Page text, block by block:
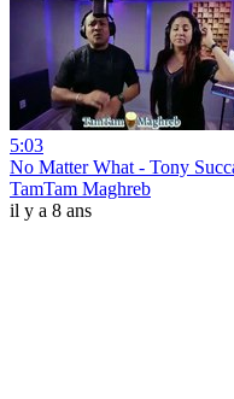
5:03
No Matter What - Tony
TamTam Maghreb
il y a 8 ans